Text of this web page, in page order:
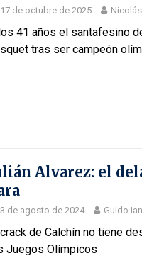
17 de octubre de 2025
41 años el santafesino
tras ser campeón
Alvarez: el
3 de agosto de 2024 Guido
de Calchín no tiene
Juegos Olímpicos